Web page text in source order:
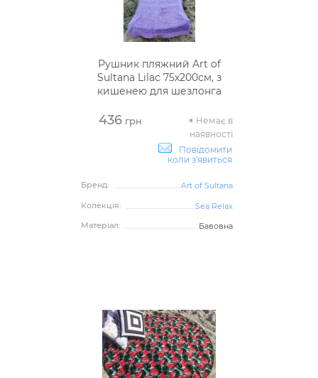
Рушник пляжний Art of
Sultana Lilac 75х200см, з
кишенею для шезлонга
436грн
Немає в
наявності
Повідомити
коли з'явиться
Бренд:
Art of Sultana
Колекція:
Sea Relax
Матеріал:
Бавовна